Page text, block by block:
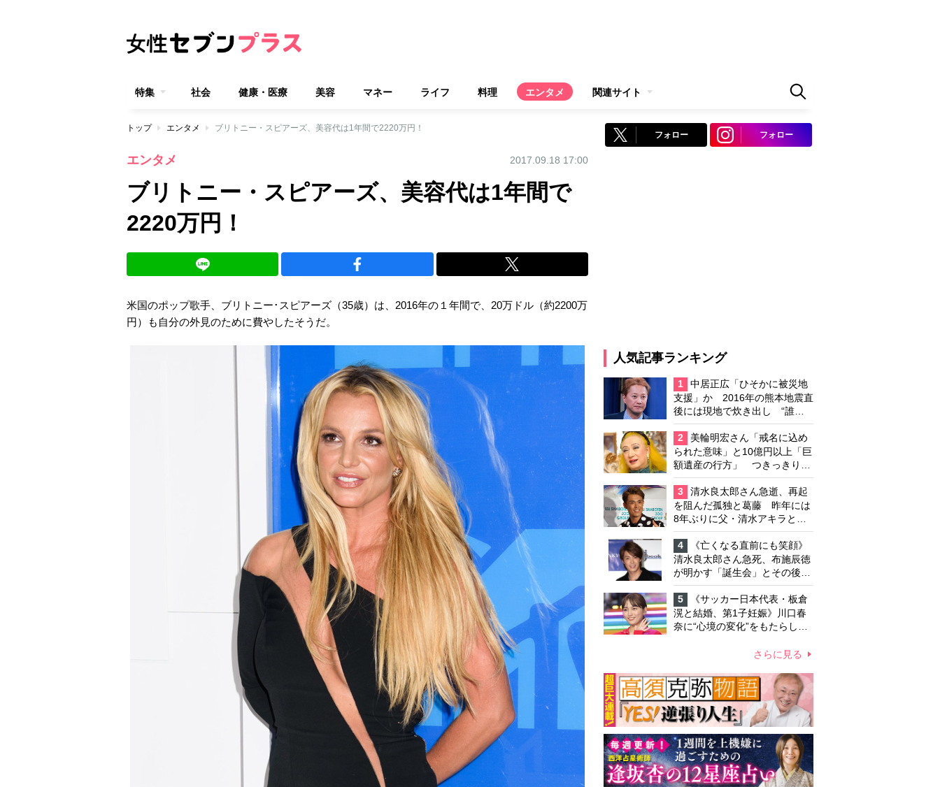
特集 社会 健康・医療 美容 マネー ライフ 料理 エンタメ 関連サイト
トップ エンタメ ブリトニー・スピアーズ、美容代は1年間で2220万円！
エンタメ 2017.09.18 17:00
ブリトニー・スピアーズ、美容代は1年間で
2220万円！
米国のポップ歌手、ブリトニー･スピアーズ（35歳）は、2016年の１年間で、20万ドル（約2200万
円）も自分の外見のために費やしたそうだ。
フォロー フォロー
人気記事ランキング
1
中居正広「ひそかに被災地
支援」か 2016年の熊本地震直
後には現地で炊き出し “誰に
も知られなくて良い”と、むし
ろ強まる福祉活動への思い
2
美輪明宏さん「戒名に込め
られた意味」と10億円以上「巨
額遺産の行方」 つきっきりで
私生活をサポートしていた元俳
優が相続か
3
清水良太郎さん急逝、再起
を阻んだ孤独と葛藤 昨年には
8年ぶりに父・清水アキラと共
演、本格的な活動再開に向かっ
ていたが…周囲が懸念していた
「不安定なところ」
4
《亡くなる直前にも笑顔》
清水良太郎さん急死、布施辰徳
が明かす「誕生会」とその後の
メッセージ
5
《サッカー日本代表・板倉
滉と結婚、第1子妊娠》川口春
奈に“心境の変化”をもたらした
って「がんに蝕まれる母」を演
さらに見る